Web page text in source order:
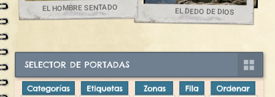
EL HOMBRE SENTADO EL DEDO DE DIOS
SELECTOR DE PORTADAS